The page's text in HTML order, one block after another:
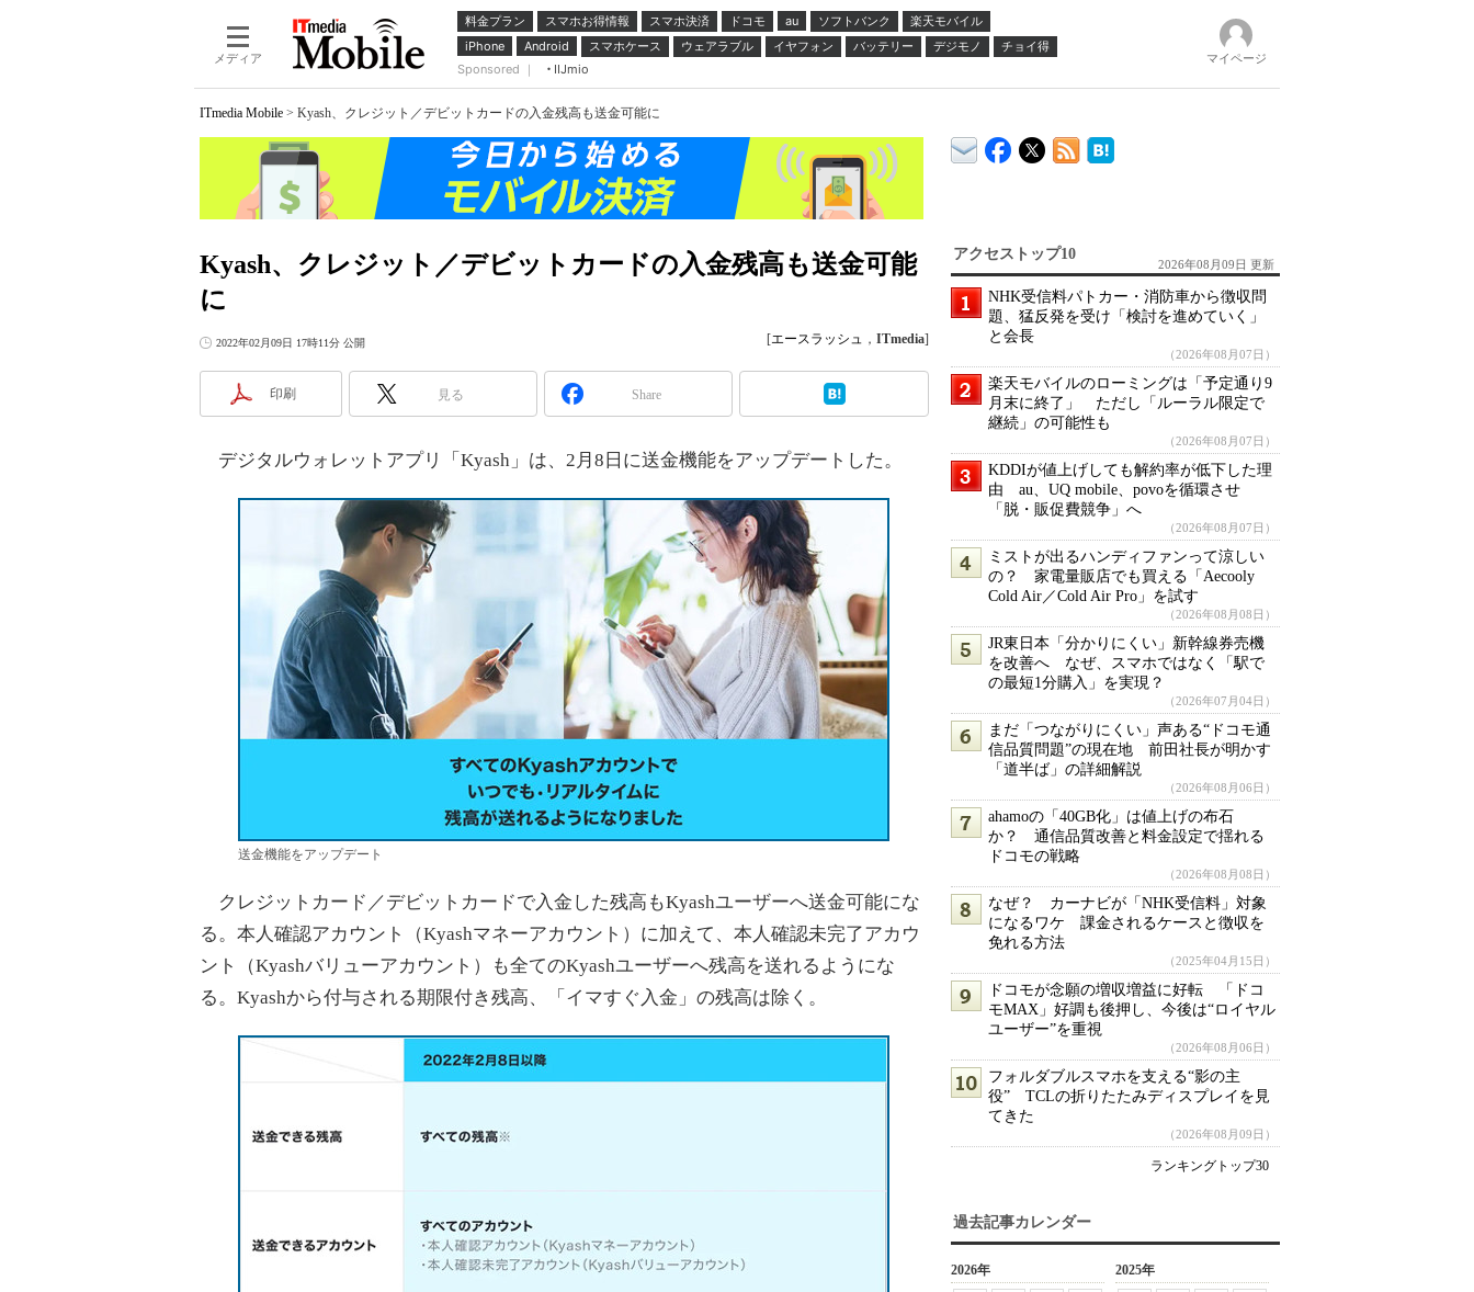
メディア
料金プラン スマホお得情報 スマホ決済 ドコモ au ソフトバンク
楽天モバイル
iPhone
Android スマホケース ウェアラブル イヤフォン バッテリー デジモノ
チョイ得
Sponsored ｜
IIJmio
マイページ
ITmedia Mobile > Kyash、クレジット／デビットカードの入金残高も送金可能に
Kyash、クレジット／デビットカードの入金残高も送金可能
に
2022年02月09日 17時11分 公開 [エースラッシュ ， ITmedia]
印刷 見る Share
デジタルウォレットアプリ「Kyash」は、2月8日に送金機能をアップデートした。
送金機能をアップデート
クレジットカード／デビットカードで入金した残高もKyashユーザーへ送金可能にな
る。本人確認アカウント（Kyashマネーアカウント）に加えて、本人確認未完了アカウ
ント（Kyashバリューアカウント）も全てのKyashユーザーへ残高を送れるようにな
る。Kyashから付与される期限付き残高、「イマすぐ入金」の残高は除く。
アクセストップ10
2026年08月09日 更新
NHK受信料パトカー・消防車から徴収問
題、猛反発を受け「検討を進めていく」
と会長
（2026年08月07日）
楽天モバイルのローミングは「予定通り9
月末に終了」 ただし「ルーラル限定で
継続」の可能性も
（2026年08月07日）
KDDIが値上げしても解約率が低下した理
由 au、UQ mobile、povoを循環させ
「脱・販促費競争」へ
（2026年08月07日）
ミストが出るハンディファンって涼しい
の？ 家電量販店でも買える「Aecooly
Cold Air／Cold Air Pro」を試す
（2026年08月08日）
JR東日本「分かりにくい」新幹線券売機
を改善へ なぜ、スマホではなく「駅で
の最短1分購入」を実現？
（2026年07月04日）
まだ「つながりにくい」声ある“ドコモ通
信品質問題”の現在地 前田社長が明かす
「道半ば」の詳細解説
（2026年08月06日）
ahamoの「40GB化」は値上げの布石
か？ 通信品質改善と料金設定で揺れる
ドコモの戦略
（2026年08月08日）
なぜ？ カーナビが「NHK受信料」対象
になるワケ 課金されるケースと徴収を
免れる方法
（2025年04月15日）
ドコモが念願の増収増益に好転 「ドコ
モMAX」好調も後押し、今後は“ロイヤル
ユーザー”を重視
（2026年08月06日）
フォルダブルスマホを支える“影の主
役” TCLの折りたたみディスプレイを見
てきた
（2026年08月09日）
ランキングトップ30
過去記事カレンダー
2026年 2025年